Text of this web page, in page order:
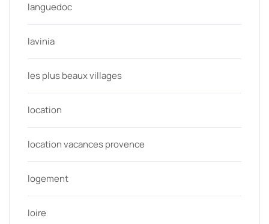
languedoc
lavinia
les plus beaux villages
location
location vacances provence
logement
loire